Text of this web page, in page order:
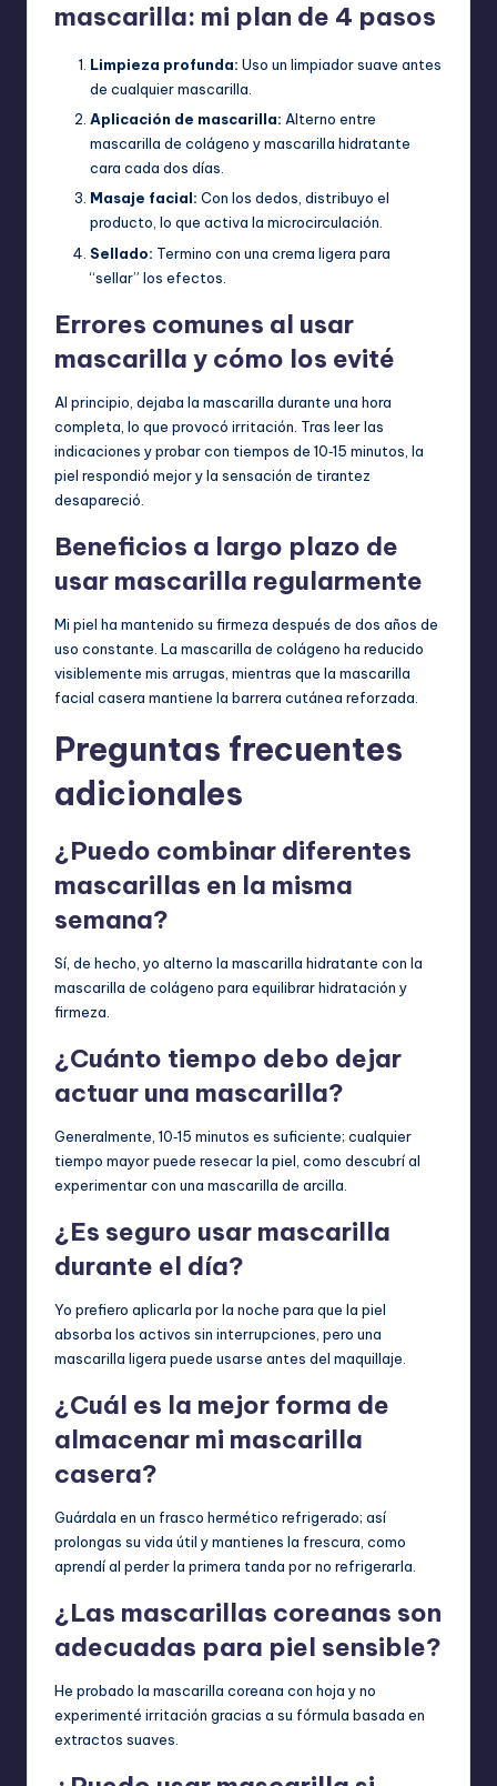
mascarilla: mi plan de 4 pasos
Limpieza profunda: Uso un limpiador suave antes
de cualquier mascarilla.
Aplicación de mascarilla: Alterno entre
mascarilla de colágeno y mascarilla hidratante
cara cada dos días.
Masaje facial: Con los dedos, distribuyo el
producto, lo que activa la microcirculación.
Sellado: Termino con una crema ligera para
“sellar” los efectos.
Errores comunes al usar
mascarilla y cómo los evité
Al principio, dejaba la mascarilla durante una hora
completa, lo que provocó irritación. Tras leer las
indicaciones y probar con tiempos de 10‑15 minutos, la
piel respondió mejor y la sensación de tirantez
desapareció.
Beneficios a largo plazo de
usar mascarilla regularmente
Mi piel ha mantenido su firmeza después de dos años de
uso constante. La mascarilla de colágeno ha reducido
visiblemente mis arrugas, mientras que la mascarilla
facial casera mantiene la barrera cutánea reforzada.
Preguntas frecuentes
adicionales
¿Puedo combinar diferentes
mascarillas en la misma
semana?
Sí, de hecho, yo alterno la mascarilla hidratante con la
mascarilla de colágeno para equilibrar hidratación y
firmeza.
¿Cuánto tiempo debo dejar
actuar una mascarilla?
Generalmente, 10‑15 minutos es suficiente; cualquier
tiempo mayor puede resecar la piel, como descubrí al
experimentar con una mascarilla de arcilla.
¿Es seguro usar mascarilla
durante el día?
Yo prefiero aplicarla por la noche para que la piel
absorba los activos sin interrupciones, pero una
mascarilla ligera puede usarse antes del maquillaje.
¿Cuál es la mejor forma de
almacenar mi mascarilla
casera?
Guárdala en un frasco hermético refrigerado; así
prolongas su vida útil y mantienes la frescura, como
aprendí al perder la primera tanda por no refrigerarla.
¿Las mascarillas coreanas son
adecuadas para piel sensible?
He probado la mascarilla coreana con hoja y no
experimenté irritación gracias a su fórmula basada en
extractos suaves.